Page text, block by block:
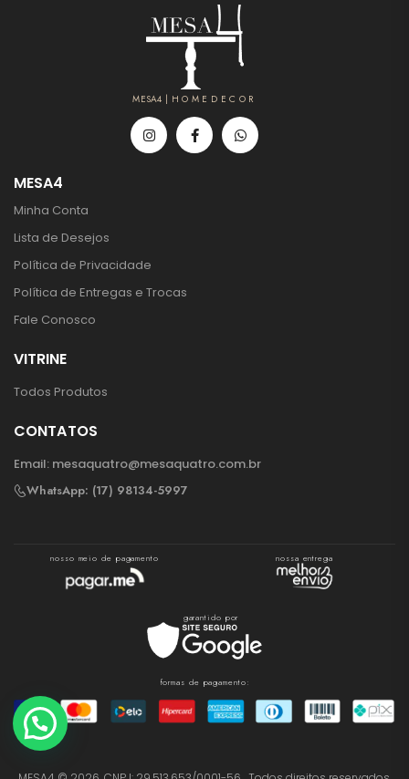
MESA4 | H O M E D E C O R
MESA4
Minha Conta
Lista de Desejos
Política de Privacidade
Política de Entregas e Trocas
Fale Conosco
VITRINE
Todos Produtos
CONTATOS
Email: mesaquatro@mesaquatro.com.br
WhatsApp: (17) 98134-5997
nosso meio de pagamento nossa entrega
garantido por
formas de pagamento: